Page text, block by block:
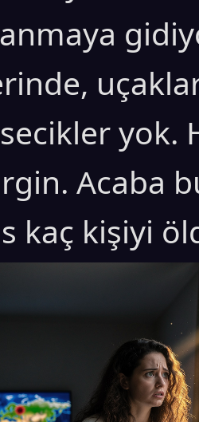
yok.
Acaba
kaç kişiyi